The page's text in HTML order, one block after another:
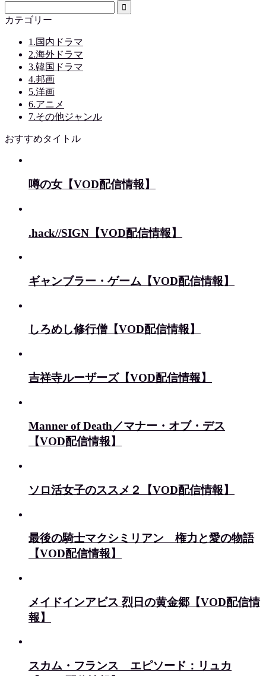
カテゴリー
1.国内ドラマ
2.海外ドラマ
3.韓国ドラマ
4.邦画
5.洋画
6.アニメ
7.その他ジャンル
おすすめタイトル
噂の女【VOD配信情報】
.hack//SIGN【VOD配信情報】
ギャンブラー・ゲーム【VOD配信情報】
しろめし修行僧【VOD配信情報】
吉祥寺ルーザーズ【VOD配信情報】
Manner of Death／マナー・オブ・デス
【VOD配信情報】
ソロ活女子のススメ２【VOD配信情報】
最後の騎士マクシミリアン 権力と愛の物語
【VOD配信情報】
メイドインアビス 烈日の黄金郷【VOD配信情
報】
スカム・フランス エピソード：リュカ